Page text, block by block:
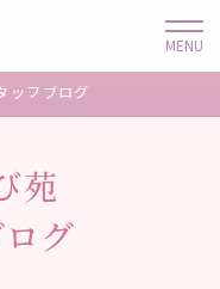
ッフブログ
苑
グ